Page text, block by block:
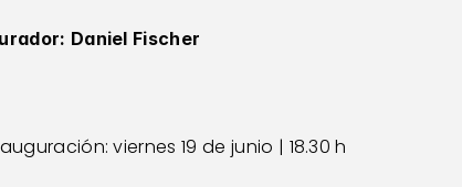
Daniel Fischer
viernes 19 de junio | 18.30 h